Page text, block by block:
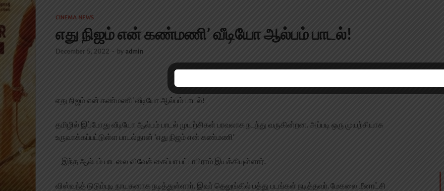
CINEMA NEWS
எது நிஜம் என் கண்மணி’ வீடியோ ஆல்பம் பாடல்!
December 5, 2022 - byadmin
எது நிஜம் என் கண்மணி’ வீடியோ ஆல்பம் பாடல்!
தமிழில் இப்போது வீடியோ ஆல்பம் பாடல் முயற்சிகள் பரவலாக நடந்து வருகின்றன. அப்படி ஒரு முயற்சியாக
உருவாக்கப்பட்டுள்ள பாடல்தான் ‘எது நிஜம் என் கண்மணி’
இந்த ஆல்பம் பாடலை விவேக் கைப்பா பட்டாபிராம் இயக்கியுள்ளார்.
விஸ்வந்த் டுடும்புடி நாயகனாக நடித்துள்ளார். இவர் தெலுங்கில் பத்து படங்கள் நடித்தவர். மேகலை மீனாட்சி